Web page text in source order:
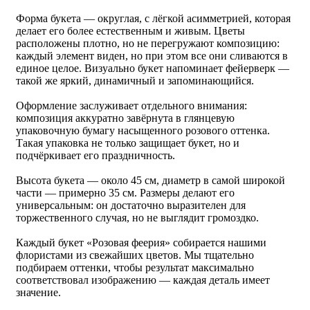
Форма букета — округлая, с лёгкой асимметрией, которая
делает его более естественным и живым. Цветы
расположены плотно, но не перегружают композицию:
каждый элемент виден, но при этом все они сливаются в
единое целое. Визуально букет напоминает фейерверк —
такой же яркий, динамичный и запоминающийся.
Оформление заслуживает отдельного внимания:
композиция аккуратно завёрнута в глянцевую
упаковочную бумагу насыщенного розового оттенка.
Такая упаковка не только защищает букет, но и
подчёркивает его праздничность.
Высота букета — около 45 см, диаметр в самой широкой
части — примерно 35 см. Размеры делают его
универсальным: он достаточно выразителен для
торжественного случая, но не выглядит громоздко.
Каждый букет «Розовая феерия» собирается нашими
флористами из свежайших цветов. Мы тщательно
подбираем оттенки, чтобы результат максимально
соответствовал изображению — каждая деталь имеет
значение.